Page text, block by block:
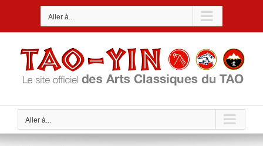
Aller à...
Aller à...